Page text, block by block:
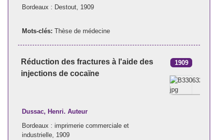
Bordeaux : Destout, 1909
Mots-clés: Thèse de médecine
Réduction des fractures à l'aide des
injections de cocaïne
1909
Dussac, Henri. Auteur
Bordeaux : imprimerie commerciale et
industrielle, 1909